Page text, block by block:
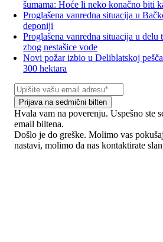
šumama: Hoće li neko konačno biti
Proglašena vanredna situacija u
deponiji
Proglašena vanredna situacija u delu
zbog nestašice vode
Novi požar izbio u Deliblatskoj
300 hektara
Prijava na sedmični bilten
Hvala vam na poverenju. Uspešno ste
email biltena.
Došlo je do greške. Molimo vas
nastavi, molimo da nas kontaktirate